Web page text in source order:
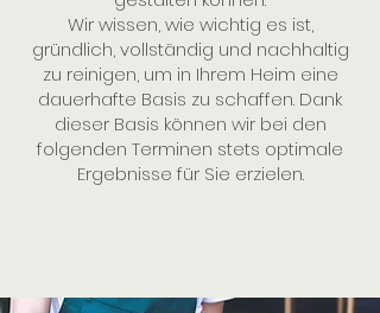
Wir wissen, wie wichtig es ist,
gründlich, vollständig und nachhaltig
zu reinigen, um in Ihrem Heim eine
dauerhafte Basis zu schaffen. Dank
dieser Basis können wir bei den
folgenden Terminen stets optimale
Ergebnisse für Sie erzielen.